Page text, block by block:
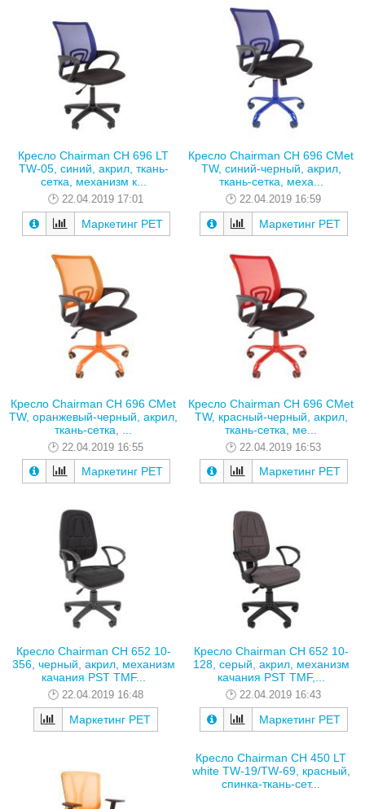
Кресло Chairman CH 696 LT
TW-05, синий, акрил, ткань-
сетка, механизм к...
22.04.2019 17:01
Маркетинг РЕТ
Кресло Chairman CH 696 CMet
TW, синий-черный, акрил,
ткань-сетка, меха...
22.04.2019 16:59
Маркетинг РЕТ
Кресло Chairman CH 696 CMet
TW, оранжевый-черный, акрил,
ткань-сетка, ...
22.04.2019 16:55
Маркетинг РЕТ
Кресло Chairman CH 696 CMet
TW, красный-черный, акрил,
ткань-сетка, ме...
22.04.2019 16:53
Маркетинг РЕТ
Кресло Chairman CH 652 10-
356, черный, акрил, механизм
качания PST TMF...
22.04.2019 16:48
Маркетинг РЕТ
Кресло Chairman CH 652 10-
128, серый, акрил, механизм
качания PST TMF,...
22.04.2019 16:43
Маркетинг РЕТ
Кресло Chairman CH 450 LT
white TW-19/TW-69, красный,
спинка-ткань-сет...